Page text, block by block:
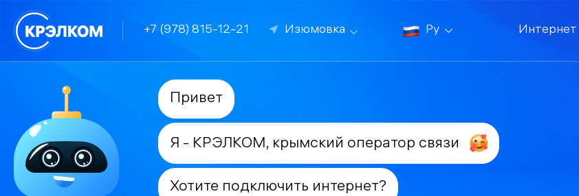
+7 (978) 815-12-21 Изюмовка Ру Интернет
Привет
Я - КРЭЛКОМ, крымский оператор связи
Хотите подключить интернет?